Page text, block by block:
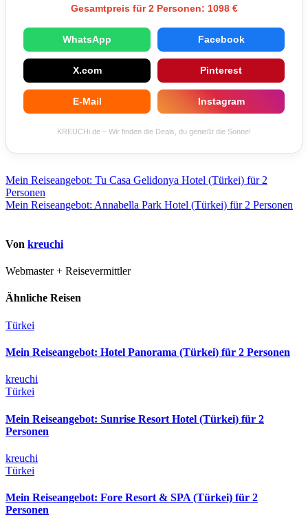
Gesamtpreis für 2 Personen: 1098 €
WhatsApp Facebook
X.com Pinterest
E-Mail Instagram
KREUCHi.de – Wir finden die Deals, du genießt die Sonne!
Beitragsnavigation
Mein Reiseangebot: Tu Casa Gelidonya Hotel (Türkei) für 2
Personen
Mein Reiseangebot: Annabella Park Hotel (Türkei) für 2 Personen
Von kreuchi
Webmaster + Reisevermittler
Ähnliche Reisen
Türkei
Mein Reiseangebot: Hotel Panorama (Türkei) für 2 Personen
kreuchi
Türkei
Mein Reiseangebot: Sunrise Resort Hotel (Türkei) für 2
Personen
kreuchi
Türkei
Mein Reiseangebot: Fore Resort & SPA (Türkei) für 2
Personen